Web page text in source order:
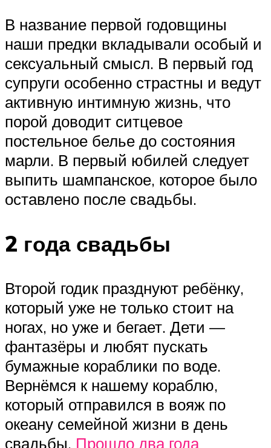
В название первой годовщины
наши предки вкладывали особый и
сексуальный смысл. В первый год
супруги особенно страстны и ведут
активную интимную жизнь, что
порой доводит ситцевое
постельное белье до состояния
марли. В первый юбилей следует
выпить шампанское, которое было
оставлено после свадьбы.
2 года свадьбы
Второй годик празднуют ребёнку,
который уже не только стоит на
ногах, но уже и бегает. Дети —
фантазёры и любят пускать
бумажные кораблики по воде.
Вернёмся к нашему кораблю,
который отправился в вояж по
океану семейной жизни в день
свадьбы. Прошло два года